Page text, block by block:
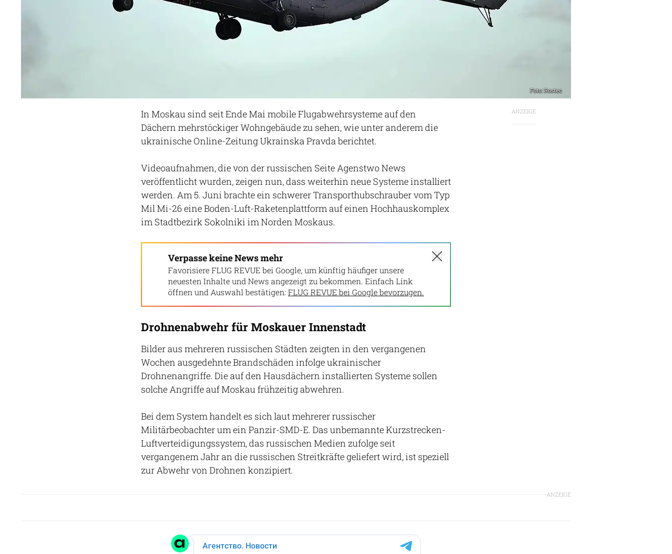
Foto: Rostec
ANZEIGE
In Moskau sind seit Ende Mai mobile Flugabwehrsysteme auf den
Dächern mehrstöckiger Wohngebäude zu sehen, wie unter anderem die
ukrainische Online-Zeitung Ukrainska Pravda berichtet.
Videoaufnahmen, die von der russischen Seite Agenstwo News
veröffentlicht wurden, zeigen nun, dass weiterhin neue Systeme installiert
werden. Am 5. Juni brachte ein schwerer Transporthubschrauber vom Typ
Mil Mi-26 eine Boden-Luft-Raketenplattform auf einen Hochhauskomplex
im Stadtbezirk Sokolniki im Norden Moskaus.
Verpasse keine News mehr
Favorisiere FLUG REVUE bei Google, um künftig häufiger unsere
neuesten Inhalte und News angezeigt zu bekommen. Einfach Link
öffnen und Auswahl bestätigen: FLUG REVUE bei Google bevorzugen.
Drohnenabwehr für Moskauer Innenstadt
Bilder aus mehreren russischen Städten zeigten in den vergangenen
Wochen ausgedehnte Brandschäden infolge ukrainischer
Drohnenangriffe. Die auf den Hausdächern installierten Systeme sollen
solche Angriffe auf Moskau frühzeitig abwehren.
Bei dem System handelt es sich laut mehrerer russischer
Militärbeobachter um ein Panzir-SMD-E. Das unbemannte Kurzstrecken-
Luftverteidigungssystem, das russischen Medien zufolge seit
vergangenem Jahr an die russischen Streitkräfte geliefert wird, ist speziell
zur Abwehr von Drohnen konzipiert.
ANZEIGE